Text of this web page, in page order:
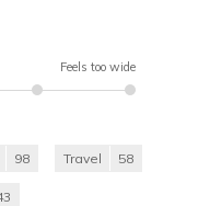
Feels too wide
98 Travel 58